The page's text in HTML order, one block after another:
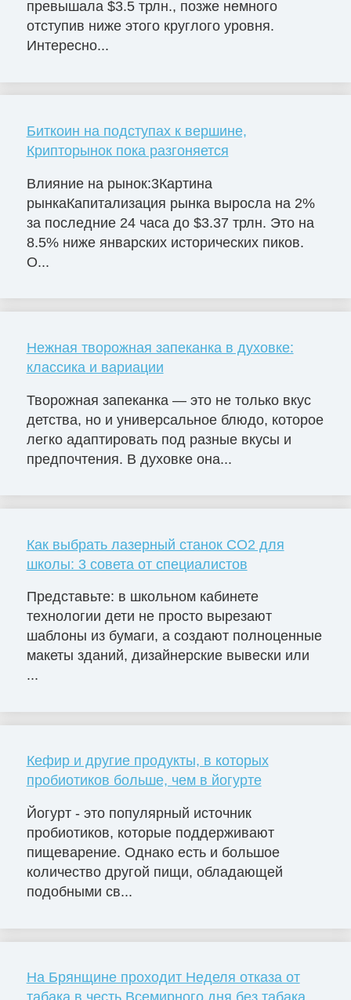
превышала $3.5 трлн., позже немного
отступив ниже этого круглого уровня.
Интересно...
Биткоин на подступах к вершине,
Крипторынок пока разгоняется
Влияние на рынок:3Картина
рынкаКапитализация рынка выросла на 2%
за последние 24 часа до $3.37 трлн. Это на
8.5% ниже январских исторических пиков.
О...
Нежная творожная запеканка в духовке:
классика и вариации
Творожная запеканка — это не только вкус
детства, но и универсальное блюдо, которое
легко адаптировать под разные вкусы и
предпочтения. В духовке она...
Как выбрать лазерный станок СО2 для
школы: 3 совета от специалистов
Представьте: в школьном кабинете
технологии дети не просто вырезают
шаблоны из бумаги, а создают полноценные
макеты зданий, дизайнерские вывески или
...
Кефир и другие продукты, в которых
пробиотиков больше, чем в йогурте
Йогурт - это популярный источник
пробиотиков, которые поддерживают
пищеварение. Однако есть и большое
количество другой пищи, обладающей
подобными св...
На Брянщине проходит Неделя отказа от